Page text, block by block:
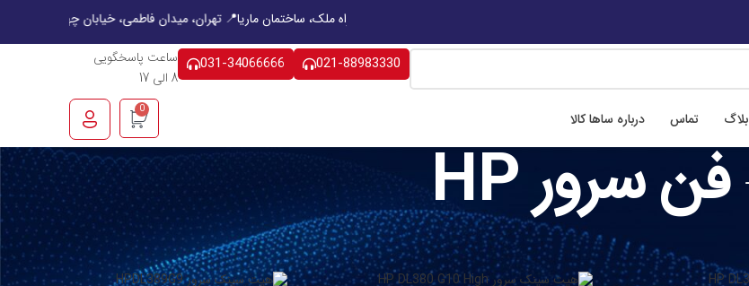
📍 تهران، میدان فاطمی،📍 اصفهان،خیابان هشت بهشت غربی، چهار راه ملک، ساختمان ماریا
021-88983330
031-34066666
ساعت پاسخگویی
8 الی 17
بلاگ تماس درباره ساها کالا
0
فن سرور HP نمایش 9
12
18
24